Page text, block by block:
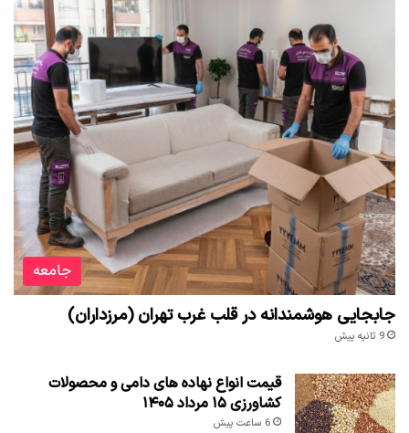
جامعه
جابجایی هوشمندانه در قلب غرب تهران (مرزداران)
9 ثانیه پیش
قیمت انواع نهاده های دامی و محصولات
کشاورزی ۱۵ مرداد ۱۴۰۵
6 ساعت پیش